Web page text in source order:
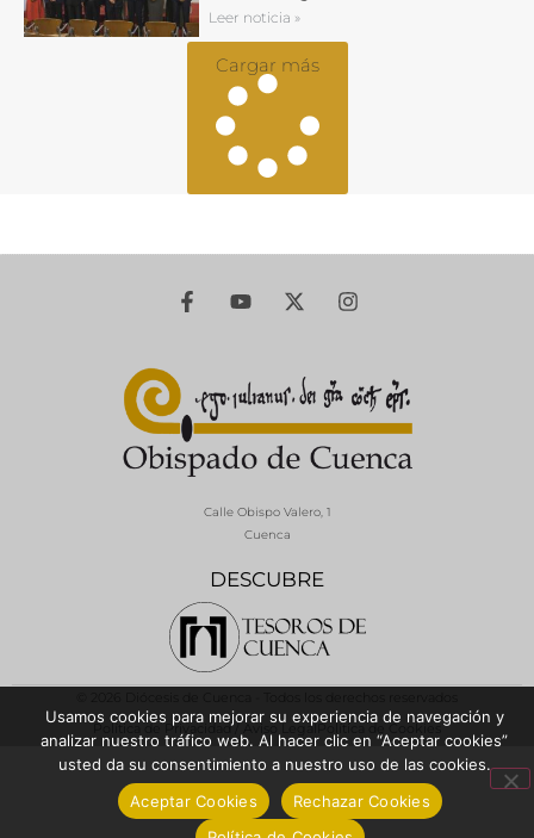
Leer noticia »
Cargar más
DESCUBRE
Calle Obispo Valero, 1
Cuenca
Política de Privacidad / Aviso LegalPolítica de Cookies
Usamos cookies para mejorar su experiencia de navegación y
analizar nuestro tráfico web. Al hacer clic en “Aceptar cookies”
usted da su consentimiento a nuestro uso de las cookies.
Aceptar Cookies
Rechazar Cookies